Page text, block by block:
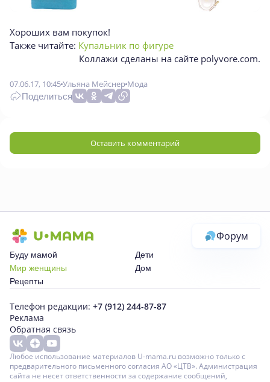
Хороших вам покупок!
Также читайте: Купальник по фигуре
Коллажи сделаны на сайте polyvore.com.
07.06.17, 10:45Ульяна Мейснер Мода
Поделиться
Оставить комментарий
Форум
Буду мамой
Дети
Мир женщины
Дом
Рецепты
Телефон редакции: +7 (912) 244-87-87
Реклама
Обратная связь
Любое использование материалов U-mama.ru возможно только с
предварительного письменного согласия АО «ЦТВ». Администрация
сайта не несет ответственности за содержание сообщений,